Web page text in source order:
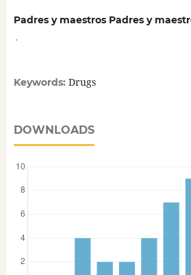
Padres y maestros Padres y
Keywords: Drugs
DOWNLOADS